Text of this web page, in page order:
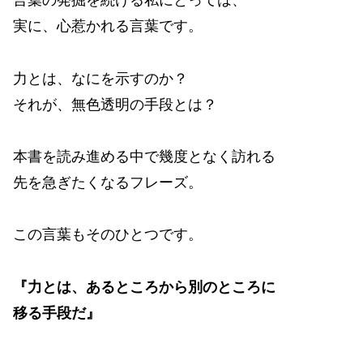
実に、心惹かれる言葉です。
力とは、なにを示すのか？
それが、無色透明の手段とは？
本書を読み進める中で幾度となく訪れる
先を急ぎたくなるフレーズ。
この言葉もそのひとつです。
『力とは、あるところから別のところに
移る手段だ』